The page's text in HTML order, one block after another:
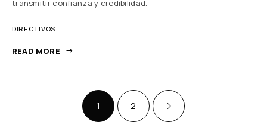
transmitir confianza y credibilidad.
DIRECTIVOS
READ MORE
1 2